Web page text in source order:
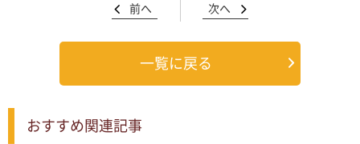
前へ 次へ
一覧に戻る
おすすめ関連記事